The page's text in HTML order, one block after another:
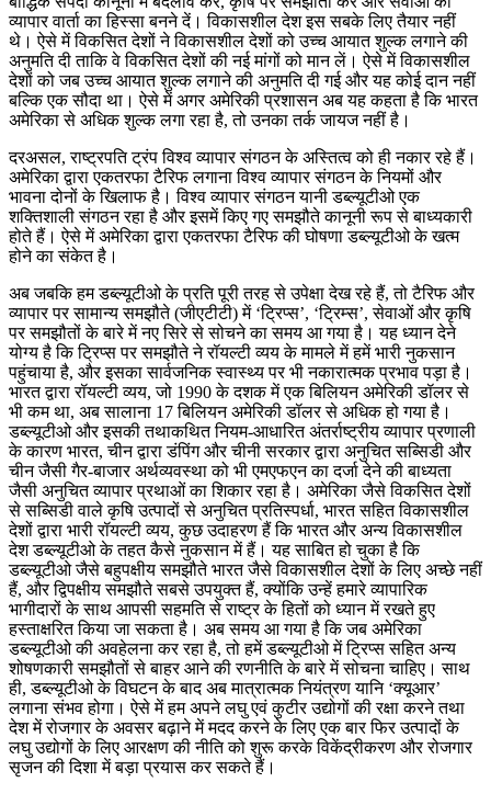
व्यापार वार्ता का हिस्सा बनने दें। विकासशील देश इस सबके लिए तैयार नहीं
थे। ऐसे में विकसित देशों ने विकासशील देशों को उच्च आयात शुल्क लगाने की
अनुमति दी ताकि वे विकसित देशों की नई मांगों को मान लें। ऐसे में विकासशील
देशों को जब उच्च आयात शुल्क लगाने की अनुमति दी गई और यह कोई दान नहीं
बल्कि एक सौदा था। ऐसे में अगर अमेरिकी प्रशासन अब यह कहता है कि भारत
अमेरिका से अधिक शुल्क लगा रहा है, तो उनका तर्क जायज नहीं है।
दरअसल, राष्ट्रपति ट्रंप विश्व व्यापार संगठन के अस्तित्व को ही नकार रहे हैं।
अमेरिका द्वारा एकतरफा टैरिफ लगाना विश्व व्यापार संगठन के नियमों और
भावना दोनों के खिलाफ है। विश्व व्यापार संगठन यानी डब्ल्यूटीओ एक
शक्तिशाली संगठन रहा है और इसमें किए गए समझौते कानूनी रूप से बाध्यकारी
होते हैं। ऐसे में अमेरिका द्वारा एकतरफा टैरिफ की घोषणा डब्ल्यूटीओ के खत्म
होने का संकेत है।
अब जबकि हम डब्ल्यूटीओ के प्रति पूरी तरह से उपेक्षा देख रहे हैं, तो टैरिफ और
व्यापार पर सामान्य समझौते (जीएटीटी) में ‘ट्रिप्स’, ‘ट्रिम्स’, सेवाओं और कृषि
पर समझौतों के बारे में नए सिरे से सोचने का समय आ गया है। यह ध्यान देने
योग्य है कि ट्रिप्स पर समझौते ने रॉयल्टी व्यय के मामले में हमें भारी नुकसान
पहुंचाया है, और इसका सार्वजनिक स्वास्थ्य पर भी नकारात्मक प्रभाव पड़ा है।
भारत द्वारा रॉयल्टी व्यय, जो 1990 के दशक में एक बिलियन अमेरिकी डॉलर से
भी कम था, अब सालाना 17 बिलियन अमेरिकी डॉलर से अधिक हो गया है।
डब्ल्यूटीओ और इसकी तथाकथित नियम-आधारित अंतर्राष्ट्रीय व्यापार प्रणाली
के कारण भारत, चीन द्वारा डंपिंग और चीनी सरकार द्वारा अनुचित सब्सिडी और
चीन जैसी गैर-बाजार अर्थव्यवस्था को भी एमएफएन का दर्जा देने की बाध्यता
जैसी अनुचित व्यापार प्रथाओं का शिकार रहा है। अमेरिका जैसे विकसित देशों
से सब्सिडी वाले कृषि उत्पादों से अनुचित प्रतिस्पर्धा, भारत सहित विकासशील
देशों द्वारा भारी रॉयल्टी व्यय, कुछ उदाहरण हैं कि भारत और अन्य विकासशील
देश डब्ल्यूटीओ के तहत कैसे नुकसान में हैं। यह साबित हो चुका है कि
डब्ल्यूटीओ जैसे बहुपक्षीय समझौते भारत जैसे विकासशील देशों के लिए अच्छे नहीं
हैं, और द्विपक्षीय समझौते सबसे उपयुक्त हैं, क्योंकि उन्हें हमारे व्यापारिक
भागीदारों के साथ आपसी सहमति से राष्ट्र के हितों को ध्यान में रखते हुए
हस्ताक्षरित किया जा सकता है। अब समय आ गया है कि जब अमेरिका
डब्ल्यूटीओ की अवहेलना कर रहा है, तो हमें डब्ल्यूटीओ में ट्रिप्स सहित अन्य
शोषणकारी समझौतों से बाहर आने की रणनीति के बारे में सोचना चाहिए। साथ
ही, डब्ल्यूटीओ के विघटन के बाद अब मात्रात्मक नियंत्रण यानि ‘क्यूआर’
लगाना संभव होगा। ऐसे में हम अपने लघु एवं कुटीर उद्योगों की रक्षा करने तथा
देश में रोजगार के अवसर बढ़ाने में मदद करने के लिए एक बार फिर उत्पादों के
लघु उद्योगों के लिए आरक्षण की नीति को शुरू करके विकेंद्रीकरण और रोजगार
सृजन की दिशा में बड़ा प्रयास कर सकते हैं।